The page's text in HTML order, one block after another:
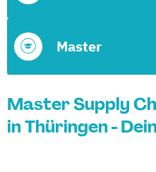
Master
Master Supply
in Thüringen -